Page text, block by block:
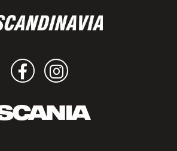
FacebookInstagram